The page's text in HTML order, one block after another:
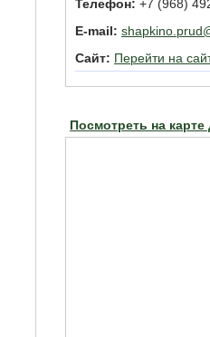
Телефон: +7 (968)
E-mail:
Сайт: Перейти на
Посмотреть на